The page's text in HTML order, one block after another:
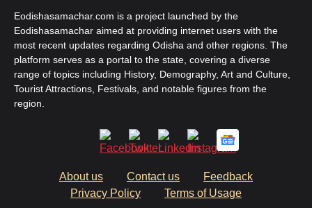
Eodishasamachar.com is a project launched by the
Eodishasamachar aimed at providing internet users with the
most recent updates regarding Odisha and other regions. The
platform serves as a portal to the state, covering a diverse
range of topics including History, Demography, Art and Culture,
Tourist Attractions, Festivals, and notable figures from the
region.
About us Contact us
Feedback
Privacy Policy
Terms of Usage